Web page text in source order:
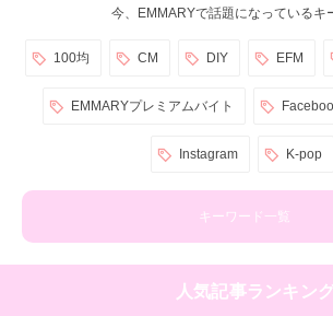
今、EMMARYで話題になっているキ
100均 CM DIY EFM
EMMARYプレミアムバイト
Instagram K-pop
キーワード一覧
人気記事ランキン